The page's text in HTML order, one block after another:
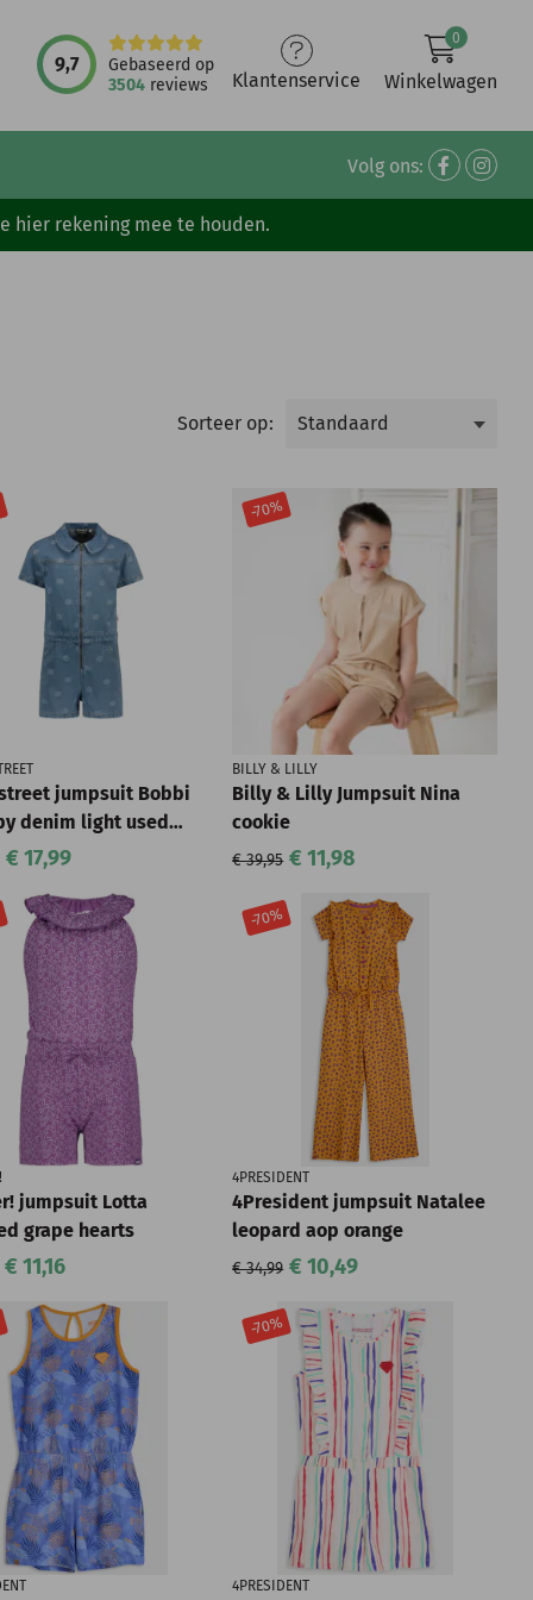
9,7
Gebaseerd op
3504 reviews Klantenservice
0
Winkelwagen
Volg ons:
hier rekening mee te houden.
Sorteer op:
jumpsuit Bobbi
denim light used
5605-801)
€ 17,99
-70%
BILLY & LILLY
Billy & Lilly Jumpsuit Nina
cookie
€ 39,95 € 11,98
jumpsuit Lotta
grape hearts
€ 11,16
-70%
4PRESIDENT
4President jumpsuit Natalee
leopard aop orange
€ 34,99 € 10,49
-70%
4PRESIDENT